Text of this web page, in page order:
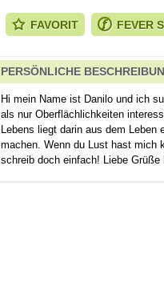
FAVORIT FEVER
PERSÖNLICHE
Hi mein Name ist Danilo und ich
als nur Oberflächlichkeiten
Lebens liegt darin aus dem Leben
machen. Wenn du Lust hast mich
schreib doch einfach! Liebe Grüße